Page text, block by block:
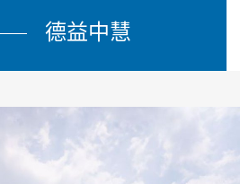
德益中慧